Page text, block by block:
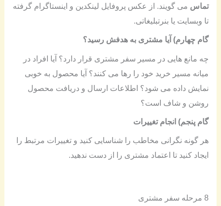
تماس می گویند. از عکس پروفایل لینکدین و اینستاگرام گرفته
تا وبسایت یا بنرتبلیغاتی.
گام چهارم) آیا مشتری به هدفش رسید؟
چه مانع هایی در مسیر سفر مشتری قرار دارد؟ آیا افراد در
میانه مسیر خرید خود را رها می کنند؟ آیا محصول به خوبی
نمایش داده می شود؟ اطلاعات ارسال و دریافت محصول
روشن و شاف است؟
گام پنجم) انجام تغییرات
هر گونه نگرانی مخاطب را شناسایی کنید و تغییرات مرتبط را
ایجاد کنید تا اعتماد مشتری را از دست ندهید.
8 مرحله سفر مشتری